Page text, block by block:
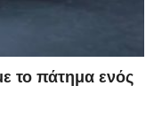
το πάτημα ενός